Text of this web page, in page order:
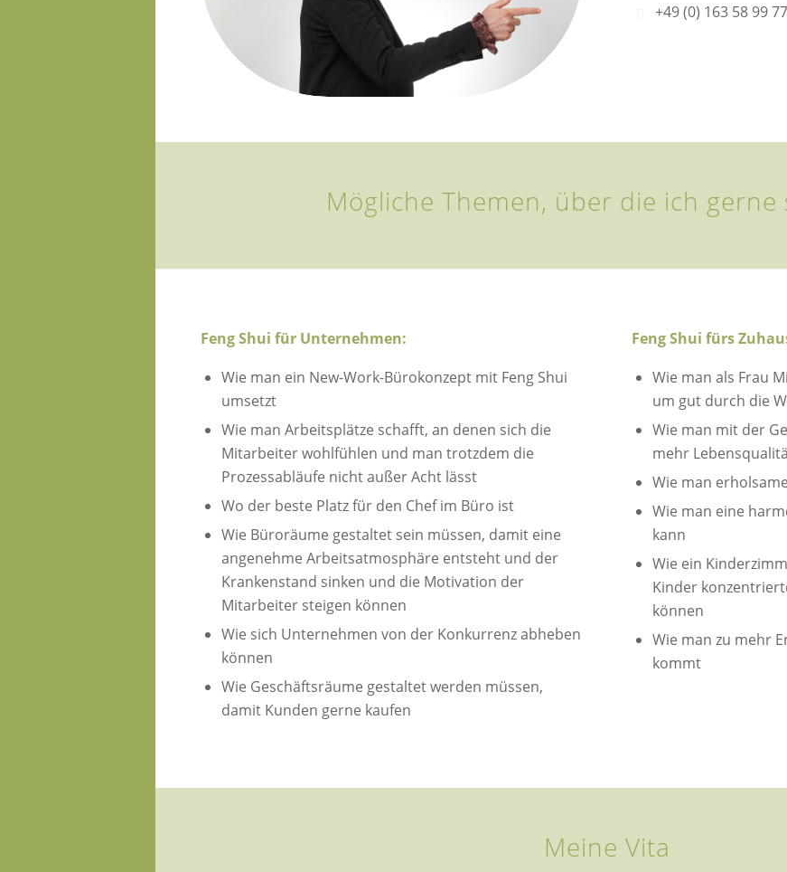
+49 (0) 163 58 99
Mögliche Themen, über die ich gerne
Feng Shui für Unternehmen:
Wie man ein New-Work-Bürokonzept mit Feng Shui
umsetzt
Wie man Arbeitsplätze schafft, an denen sich die
Mitarbeiter wohlfühlen und man trotzdem die
Prozessabläufe nicht außer Acht lässt
Wo der beste Platz für den Chef im Büro ist
Wie Büroräume gestaltet sein müssen, damit eine
angenehme Arbeitsatmosphäre entsteht und der
Krankenstand sinken und die Motivation der
Mitarbeiter steigen können
Wie sich Unternehmen von der Konkurrenz abheben
können
Wie Geschäftsräume gestaltet werden müssen,
damit Kunden gerne kaufen
Feng Shui fürs
Wie man als Frau
um gut durch die
Wie man mit der
mehr
Wie man
Wie man eine
kann
Wie ein
Kinder
können
Wie man zu mehr
kommt
Meine Vita